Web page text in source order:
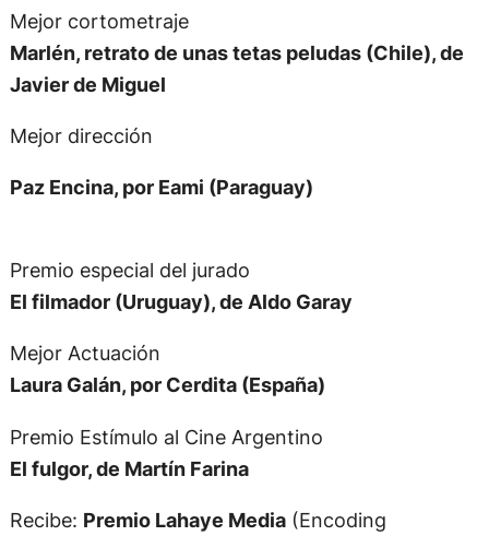
Mejor cortometraje
Marlén, retrato de unas tetas peludas (Chile), de
Javier de Miguel
Mejor dirección
Paz Encina, por Eami (Paraguay)
Premio especial del jurado
El filmador (Uruguay), de Aldo Garay
Mejor Actuación
Laura Galán, por Cerdita (España)
Premio Estímulo al Cine Argentino
El fulgor, de Martín Farina
Recibe: Premio Lahaye Media(Encoding